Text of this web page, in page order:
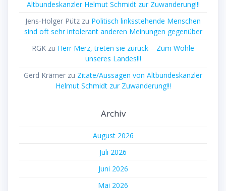
Altbundeskanzler Helmut Schmidt zur Zuwanderung!!!
Jens-Holger Pütz zu Politisch linksstehende Menschen
sind oft sehr intolerant anderen Meinungen gegenüber
RGK zu Herr Merz, treten sie zurück – Zum Wohle
unseres Landes!!!
Gerd Krämer zu Zitate/Aussagen von Altbundeskanzler
Helmut Schmidt zur Zuwanderung!!!
Archiv
August 2026
Juli 2026
Juni 2026
Mai 2026